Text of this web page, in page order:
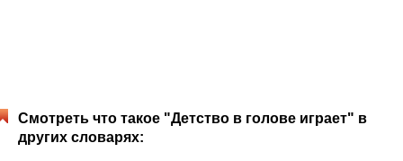
Смотреть что такое "Детство в голове играет" в
других словарях: